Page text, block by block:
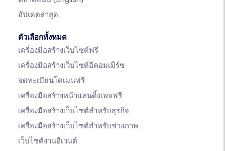
อัปเดตล่าสุด
ตัวเลือกทั้งหมด
เครื่องมือสร้างเว็บไซต์ฟรี
เครื่องมือสร้างเว็บไซต์อีคอมเมิร์ซ
จดทะเบียนโดเมนฟรี
เครื่องมือสร้างหน้าแลนดิ้งเพจฟรี
เครื่องมือสร้างเว็บไซต์สำหรับธุรกิจ
เครื่องมือสร้างเว็บไซต์สำหรับช่างภาพ
เว็บไซต์งานอีเวนต์